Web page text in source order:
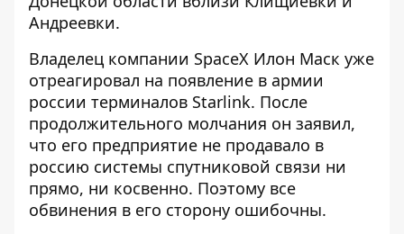
Андреевки.
Владелец компании SpaceX Илон Маск уже
отреагировал на появление в армии
россии терминалов Starlink. После
продолжительного молчания он заявил,
что его предприятие не продавало в
россию системы спутниковой связи ни
прямо, ни косвенно. Поэтому все
обвинения в его сторону ошибочны.